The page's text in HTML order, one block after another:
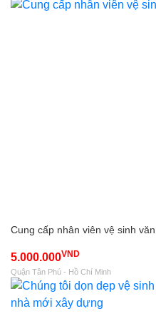
Cung cấp nhân viên vệ sinh
5.000.000VND
Quận Tân Phú - Hồ Chí Minh